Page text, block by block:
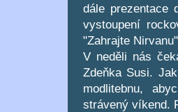
dále prezentace
vystoupení
"Zahrajte
V neděli nás
Zdeňka Susi.
modlitebnu,
strávený víkend.